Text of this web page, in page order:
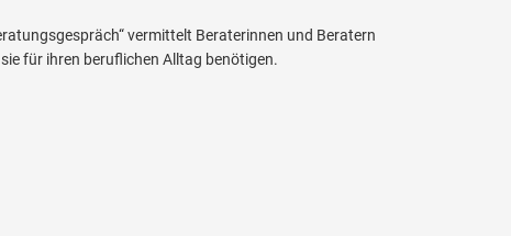
vermittelt Beraterinnen und Beratern
für ihren beruflichen Alltag benötigen.